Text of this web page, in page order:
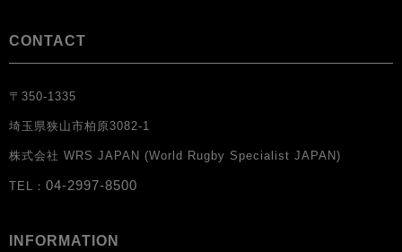
CONTACT
〒350-1335
埼玉県狭山市柏原3082-1
株式会社 WRS JAPAN (World Rugby Specialist JAPAN)
TEL： 04-2997-8500
INFORMATION